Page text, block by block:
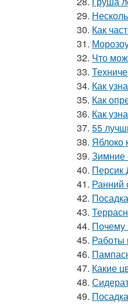
29.
30. Как
31.
32. Что
33.
34. Как
35. Как
36. Как
37. 55
38. Яблоко
39. Зимние
40. Персик
41. Ранний
42.
43.
44. Почему
45. Работы
46.
47. Какие
48.
49.